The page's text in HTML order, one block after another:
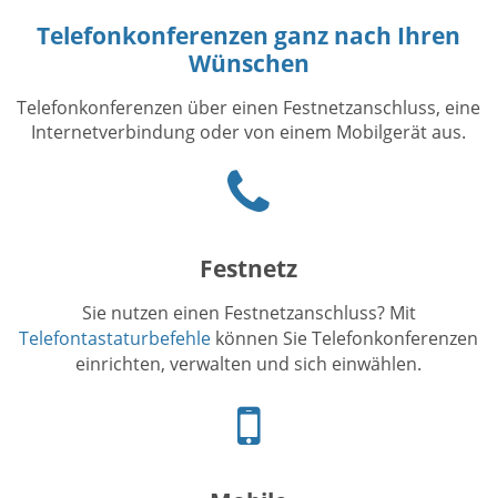
Telefonkonferenzen ganz nach Ihren
Wünschen
Telefonkonferenzen über einen Festnetzanschluss, eine
Internetverbindung oder von einem Mobilgerät aus.
icon
Festnetz
Sie nutzen einen Festnetzanschluss? Mit
Telefontastaturbefehle können Sie Telefonkonferenzen
einrichten, verwalten und sich einwählen.
Telefonsymbol